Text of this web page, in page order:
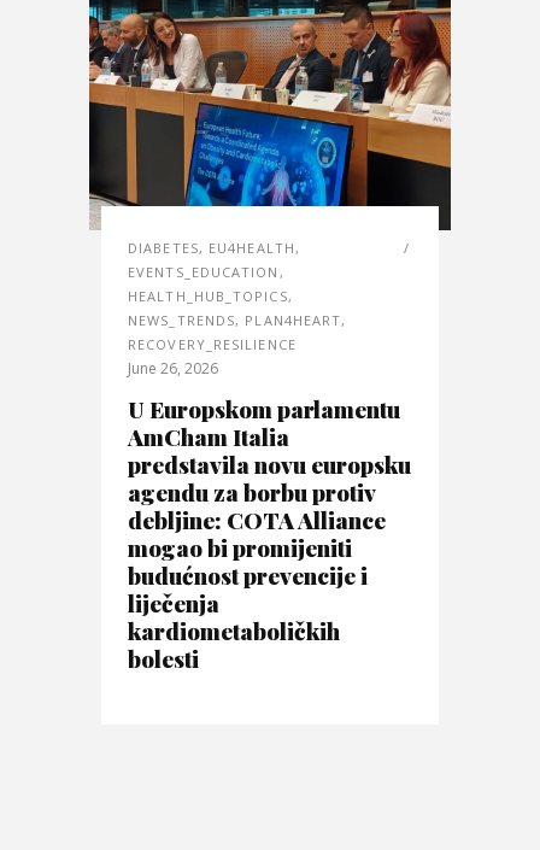
DIABETES, EU4HEALTH,
EVENTS_EDUCATION ,
HEALTH_HUB_TOPICS,
NEWS_TRENDS, PLAN4HEART,
RECOVERY_RESILIENCE
June 26, 2026
U Europskom parlamentu
AmCham Italia
predstavila novu europsku
agendu za borbu protiv
debljine: COTA Alliance
mogao bi promijeniti
budućnost prevencije i
liječenja
kardiometaboličkih
bolesti